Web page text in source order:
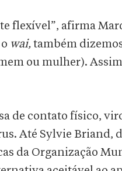
flexível”, afirma
wai,também dizemos
ou mulher).
de contato físico,
Até Sylvie Briand,
da Organização